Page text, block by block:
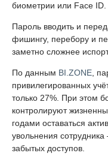
биометрии или Face ID.
Пароль вводить и
фишингу, перебору и
заметно сложнее
По данным BI.ZONE,
привилегированных
только 27%. При этом
контролируют
годами оставаться
увольнения
забытых доступов.